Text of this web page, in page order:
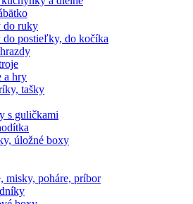
do ruky
do postieľky, do kočíka
a hry
tašky
s guličkami
úložné boxy
misky, poháre, príbor